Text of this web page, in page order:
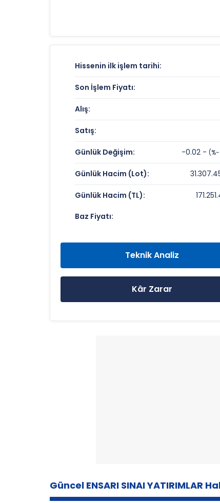
için detaylı indikatör analizlerineteknik
ENSARI SINAI YATIRIMLAR Fiyat
Anlık Fiyat:
Günlük Değişim:
Yıllık Getiri:
ENSARI SINAI YATIRIMLAR
Fiyat/Kazanç (F/K):
Piyasa Değeri/Defter Değeri (PD/DD):
ENSARI SINAI YATIRIMLAR
Son 1 Yılın Dibi:
Hissenin ilk işlem tarihi:
Son İşlem Fiyatı:
Alış:
Satış:
Günlük Değişim: -0.02 -
Günlük Hacim (Lot):
Günlük Hacim (TL):
Baz Fiyatı:
Teknik Analiz
Kâr Zarar
Güncel ENSARI SINAI YATIRIMLAR